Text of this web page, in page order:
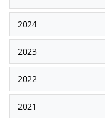
2024
2023
2022
2021